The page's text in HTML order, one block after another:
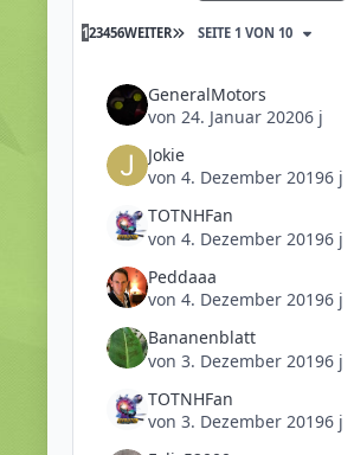
123456WEITER SEITE 1 VON 10
GeneralMotors
von 24. Januar 20206 j
Jokie
von 4. Dezember 20196 j
TOTNHFan
von 4. Dezember 20196 j
Peddaaa
von 4. Dezember 20196 j
Bananenblatt
von 3. Dezember 20196 j
TOTNHFan
von 3. Dezember 20196 j